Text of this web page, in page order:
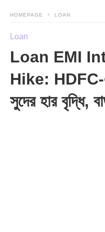
HOMEPAGE LOAN
Loan
Loan EMI
Hike: HDFC-
সুদের হার বৃদ্ধি,